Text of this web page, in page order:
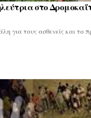
στο
για τους ασθενείς και το